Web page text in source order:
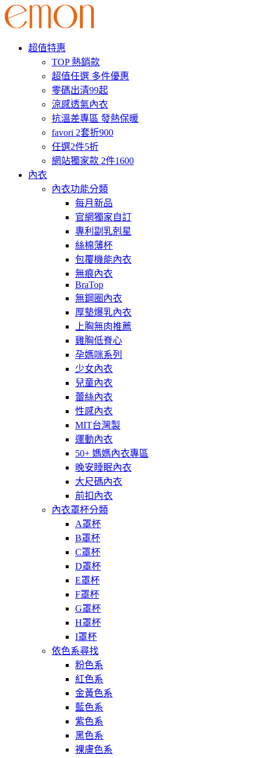
超值特惠
TOP 熱銷款
超值任選 多件優惠
零碼出清99起
涼感透氣內衣
抗溫差專區 發熱保暖
favori 2套折900
任選2件5折
網站獨家款 2件1600
內衣
內衣功能分類
每月新品
官網獨家自訂
專利副乳剋星
絲棉薄杯
包覆機能內衣
無痕內衣
BraTop
無鋼圈內衣
厚墊爆乳內衣
上胸無肉推薦
雞胸低脊心
孕媽咪系列
少女內衣
兒童內衣
蕾絲內衣
性感內衣
MIT台灣製
運動內衣
50+ 媽媽內衣專區
晚安睡眠內衣
大尺碼內衣
前扣內衣
內衣罩杯分類
A罩杯
B罩杯
C罩杯
D罩杯
E罩杯
F罩杯
G罩杯
H罩杯
I罩杯
依色系尋找
粉色系
紅色系
金黃色系
藍色系
紫色系
黑色系
裸膚色系